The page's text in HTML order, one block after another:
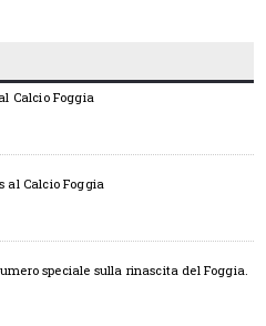
Calcio Foggia
al Calcio Foggia
speciale sulla rinascita del Foggia.